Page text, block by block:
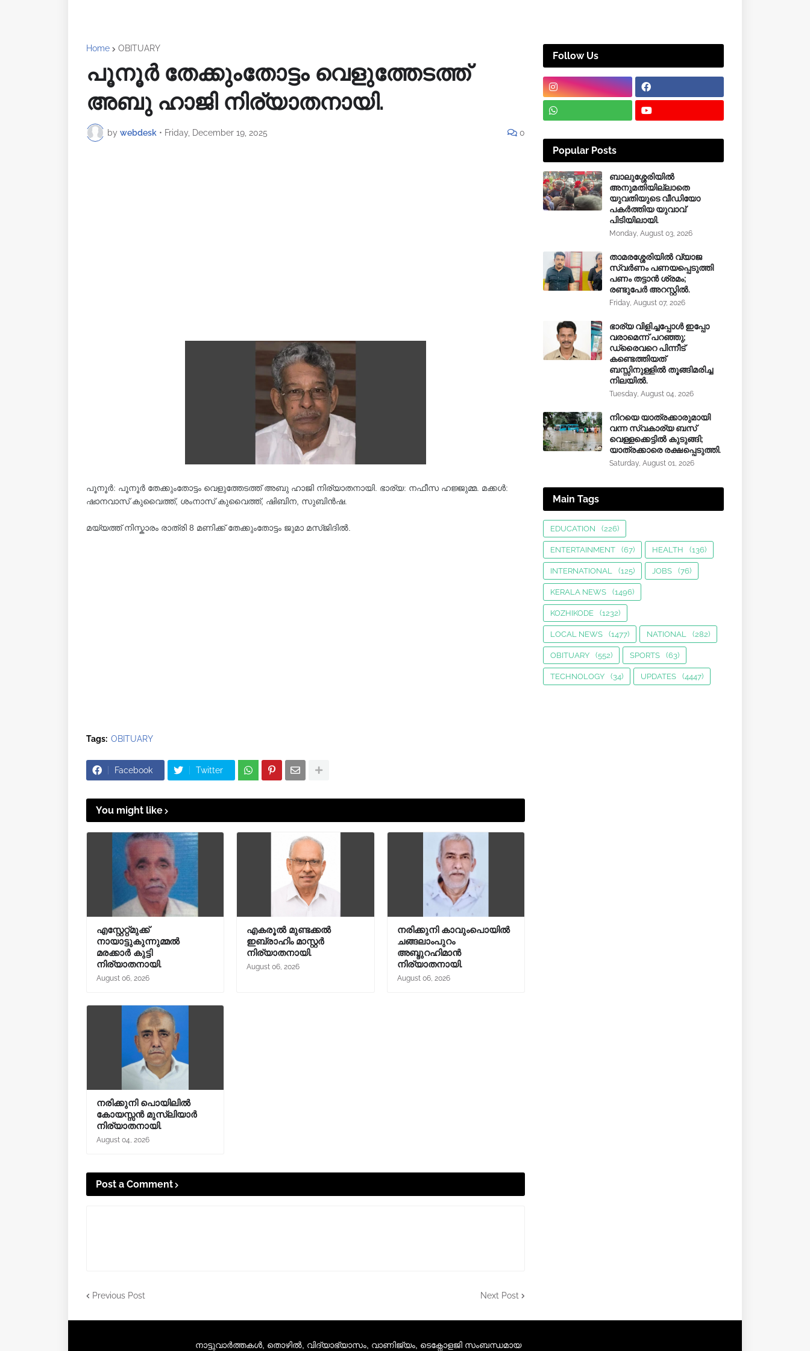
Home OBITUARY
പൂനൂർ തേക്കുംതോട്ടം വെളുത്തേടത്ത്
അബു ഹാജി നിര്യാതനായി.
by webdesk • Friday, December 19, 2025 0
പൂനൂർ: പൂനൂർ തേക്കുംതോട്ടം വെളുത്തേടത്ത് അബു ഹാജി നിര്യാതനായി. ഭാര്യ: നഫീസ ഹജ്ജുമ്മ. മക്കൾ:
ഷാനവാസ് കുവൈത്ത്, ശംനാസ് കുവൈത്ത്, ഷിബിന, സുബിൻഷ.
മയ്യത്ത് നിസ്കാരം രാത്രി 8 മണിക്ക് തേക്കുംതോട്ടം ജുമാ മസ്ജിദിൽ.
Tags: OBITUARY
Facebook Twitter
You might like
എസ്റ്റേറ്റ്മുക്ക്
നായാട്ടുകുന്നുമ്മൽ
മരക്കാർ കുട്ടി
നിര്യാതനായി.
August 06, 2026
എകരൂൽ മുണ്ടക്കൽ
ഇബ്രാഹിം മാസ്റ്റർ
നിര്യാതനായി.
August 06, 2026
നരിക്കുനി കാവുംപൊയിൽ
ചങ്ങലാംപുറം
അബ്ദുറഹിമാൻ
നിര്യാതനായി.
August 06, 2026
നരിക്കുനി പൊയിലിൽ
കോയസ്സൻ മുസ്ലിയാർ
നിര്യാതനായി.
August 04, 2026
Post a Comment
Previous Post Next Post
Follow Us
Popular Posts
ബാലുശ്ശേരിയിൽ
അനുമതിയില്ലാതെ
യുവതിയുടെ വീഡിയോ
പകർത്തിയ യുവാവ്
പിടിയിലായി.
Monday, August 03, 2026
താമരശ്ശേരിയിൽ വ്യാജ
സ്വർണം പണയപ്പെടുത്തി
പണം തട്ടാൻ ശ്രമം;
രണ്ടുപേർ അറസ്റ്റിൽ.
Friday, August 07, 2026
ഭാര്യ വിളിച്ചപ്പോള്‍ ഇപ്പോ
വരാമെന്ന് പറഞ്ഞു;
ഡ്രൈവറെ പിന്നീട്
കണ്ടെത്തിയത്
ബസ്സിനുള്ളില്‍ തൂങ്ങിമരിച്ച
നിലയിൽ.
Tuesday, August 04, 2026
നിറയെ യാത്രക്കാരുമായി
വന്ന സ്വകാര്യ ബസ്
വെള്ളക്കെട്ടിൽ കുടുങ്ങി;
യാത്രക്കാരെ രക്ഷപ്പെടുത്തി.
Saturday, August 01, 2026
Main Tags
EDUCATION (226)
ENTERTAINMENT (67) HEALTH (136)
INTERNATIONAL (125) JOBS (76)
KERALA NEWS (1496)
KOZHIKODE (1232)
LOCAL NEWS (1477) NATIONAL (282)
OBITUARY (552) SPORTS (63)
TECHNOLOGY (34) UPDATES (4447)
നാട്ടുവാർത്തകൾ, തൊഴിൽ, വിദ്യാഭ്യാസം, വാണിജ്യം, ടെക്നോളജി സംബന്ധമായ